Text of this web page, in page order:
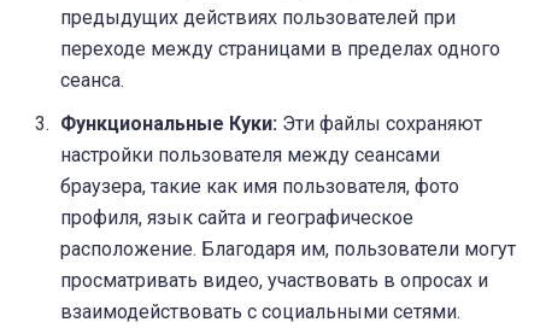
предыдущих действиях пользователей при
переходе между страницами в пределах одного
сеанса.
Функциональные Куки: Эти файлы сохраняют
настройки пользователя между сеансами
браузера, такие как имя пользователя, фото
профиля, язык сайта и географическое
расположение. Благодаря им, пользователи могут
просматривать видео, участвовать в опросах и
взаимодействовать с социальными сетями.